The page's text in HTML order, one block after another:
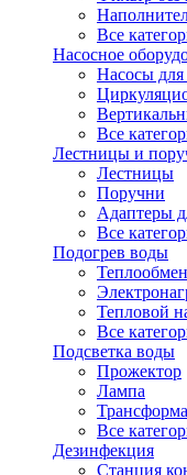
Все
Насосное
Насосы для
Все
Лестницы и
Лестницы
Поручни
Адаптеры
Все
Подогрев воды
Тепловой
Все
Подсветка воды
Прожектор
Лампа
Все
Дезинфекция
Станция